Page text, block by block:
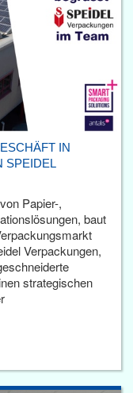
IN
SPEIDEL
Papier-,
baut
Verpackungen,
strategischen